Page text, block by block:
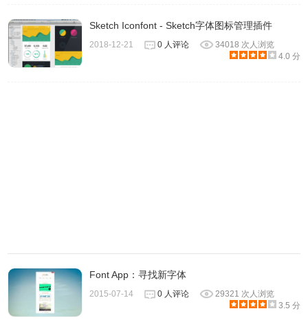
5、中间是字体库，选择你喜欢的字体就能立即更换网页字体
样式。
Sketch Iconfont - Sketch字体图标管理插件
2018-12-21 0 人评论
34018 次人浏览
4.0 分
Font App：寻找新字体
2015-07-14 0 人评论
29321 次人浏览
3.5 分